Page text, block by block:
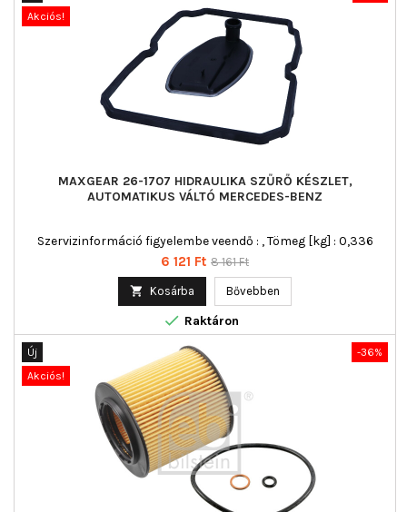
Akciós!
MAXGEAR 26-1707 HIDRAULIKA SZŰRŐ KÉSZLET,
AUTOMATIKUS VÁLTÓ MERCEDES-BENZ
Szervizinformáció figyelembe veendő : , Tömeg [kg] : 0,336
Ár
6 121 Ft Normál
8 161 Ft
 Kosárba Bővebben
 Raktáron
-36%
Új
Akciós!